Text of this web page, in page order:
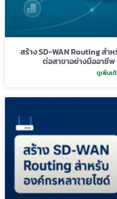
สร้าง SD-WAN Routing สำ
ต่อสาขาอย่างมืออาชี
ดูเพิ่มเ